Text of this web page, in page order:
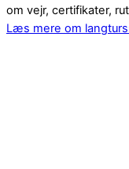
om vejr, certifikater,
Læs mere om